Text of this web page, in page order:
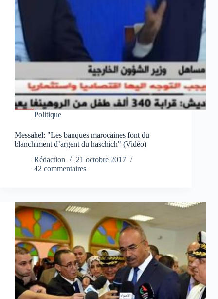
Politique
Messahel: "Les banques marocaines font du
blanchiment d’argent du haschich" (Vidéo)
Rédaction
21 octobre 2017
42 commentaires